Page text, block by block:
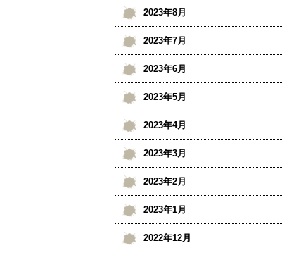
2023年8月
2023年7月
2023年6月
2023年5月
2023年4月
2023年3月
2023年2月
2023年1月
2022年12月